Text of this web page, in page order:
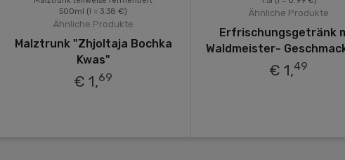
500ml (l = 3.38 €)
Ähnliche Produkte
Malztrunk "Zhjoltaja Bochka
Kwas"
€ 1,69
Ähnliche Produkte
Erfrischungsgetränk
Waldmeister-
€ 1,49